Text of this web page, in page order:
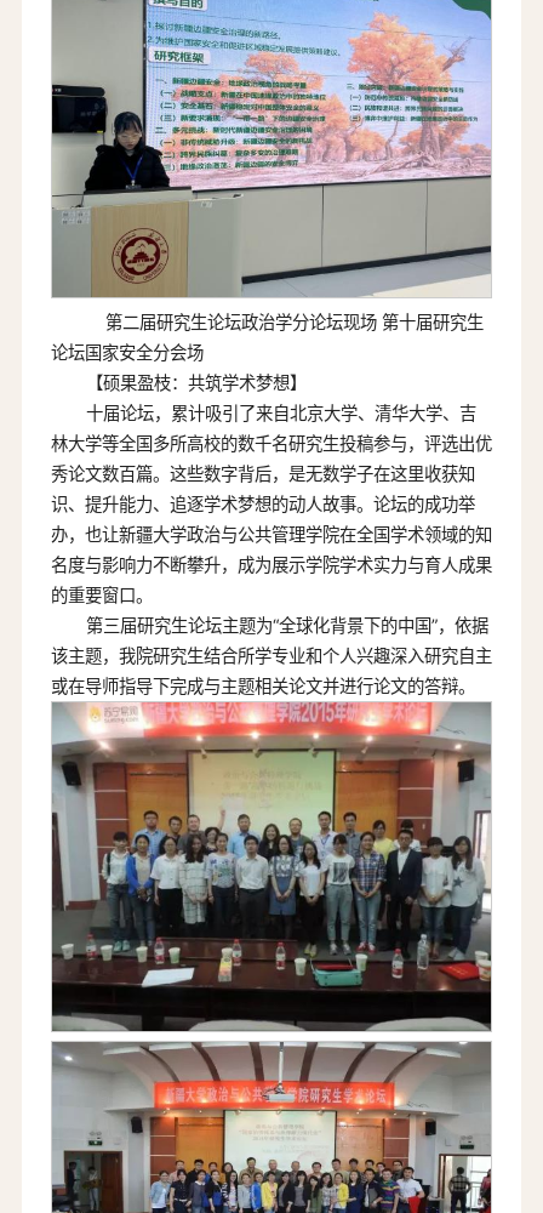
第二届研究生论坛政治学分论坛现场 第十届研究生
论坛国家安全分会场
【硕果盈枝：共筑学术梦想】
十届论坛，累计吸引了来自北京大学、清华大学、吉
林大学等全国多所高校的数千名研究生投稿参与，评选出优
秀论文数百篇。这些数字背后，是无数学子在这里收获知
识、提升能力、追逐学术梦想的动人故事。论坛的成功举
办，也让新疆大学政治与公共管理学院在全国学术领域的知
名度与影响力不断攀升，成为展示学院学术实力与育人成果
的重要窗口。
第三届研究生论坛主题为“全球化背景下的中国”，依据
该主题，我院研究生结合所学专业和个人兴趣深入研究自主
或在导师指导下完成与主题相关论文并进行论文的答辩。